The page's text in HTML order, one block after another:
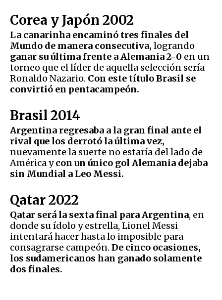
Corea y Japón 2002
La canarinha encaminó tres finales del
Mundo de manera consecutiva, logrando
ganar su última frente a Alemania 2-0 en un
torneo que el líder de aquella selección sería
Ronaldo Nazario. Con este título Brasil se
convirtió en pentacampeón.
Brasil 2014
Argentina regresaba a la gran final ante el
rival que los derrotó la última vez,
nuevamente la suerte no estaría del lado de
América ycon un único gol Alemania dejaba
sin Mundial a Leo Messi.
Qatar 2022
Qatar será la sexta final para Argentina, en
donde su ídolo y estrella, Lionel Messi
intentará hacer hasta lo imposible para
consagrarse campeón. De cinco ocasiones,
los sudamericanos han ganado solamente
dos finales.